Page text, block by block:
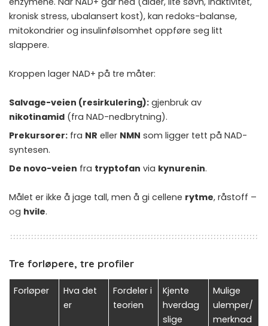
kronisk stress, ubalansert kost), kan redoks-balanse,
mitokondrier og insulinfølsomhet oppføre seg litt
slappere.
Kroppen lager NAD+ på tre måter:
Salvage-veien (resirkulering): gjenbruk av
nikotinamid (fra NAD-nedbrytning).
Prekursorer: fra NR eller NMN som ligger tett på NAD-
syntesen.
De novo-veien fra tryptofan via kynurenin.
Målet er ikke å jage tall, men å gi cellene rytme, råstoff –
og hvile.
Tre forløpere, tre profiler
Forløper
Hva det
er
Fordeler i
teorien
Kjente
hverdag
slige
Mulige
ulemper/
merknad